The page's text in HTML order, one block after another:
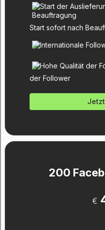
Start sofort nach
der Follower
200
€